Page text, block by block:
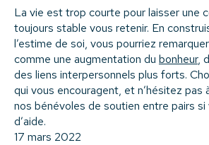
La vie est trop courte pour laisser une
toujours stable vous retenir. En
l’estime de soi, vous pourriez
comme une augmentation du bonheur,
des liens interpersonnels plus forts.
qui vous encouragent, et n’hésitez pas
nos bénévoles de soutien entre pairs si
d’aide.
17 mars 2022